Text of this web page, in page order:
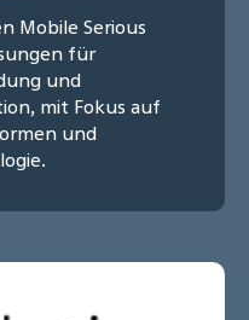
Mobile Serious
für
und
mit Fokus auf
und